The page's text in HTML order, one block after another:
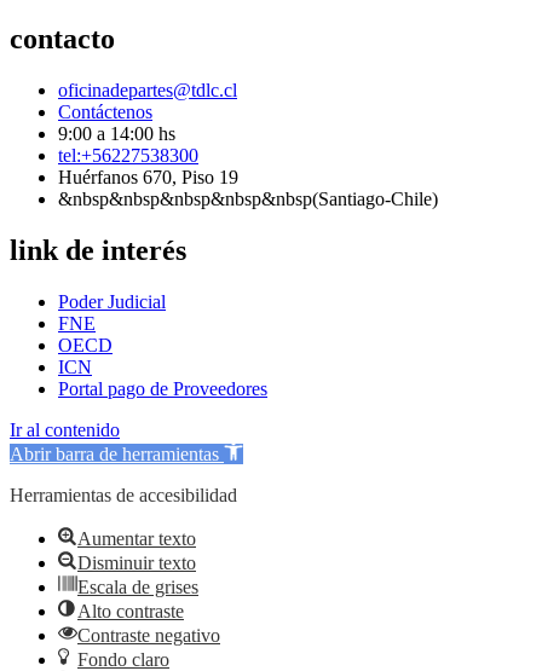
contacto
oficinadepartes@tdlc.cl
Contáctenos
9:00 a 14:00 hs
tel:+56227538300
Huérfanos 670, Piso 19
&nbsp&nbsp&nbsp&nbsp&nbsp(Santiago-Chile)
link de interés
Poder Judicial
FNE
OECD
ICN
Portal pago de Proveedores
Ir al contenido
Abrir barra de herramientas
Herramientas de accesibilidad
Aumentar texto
Disminuir texto
Escala de grises
Alto contraste
Contraste negativo
Fondo claro